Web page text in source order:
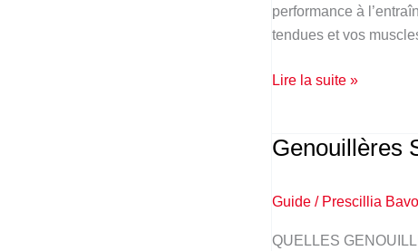
performance à
tendues et vos
choisir
?
Lire la suite »
Genouillères
Guide / Prescillia
QUELLES
Genouillères
vs